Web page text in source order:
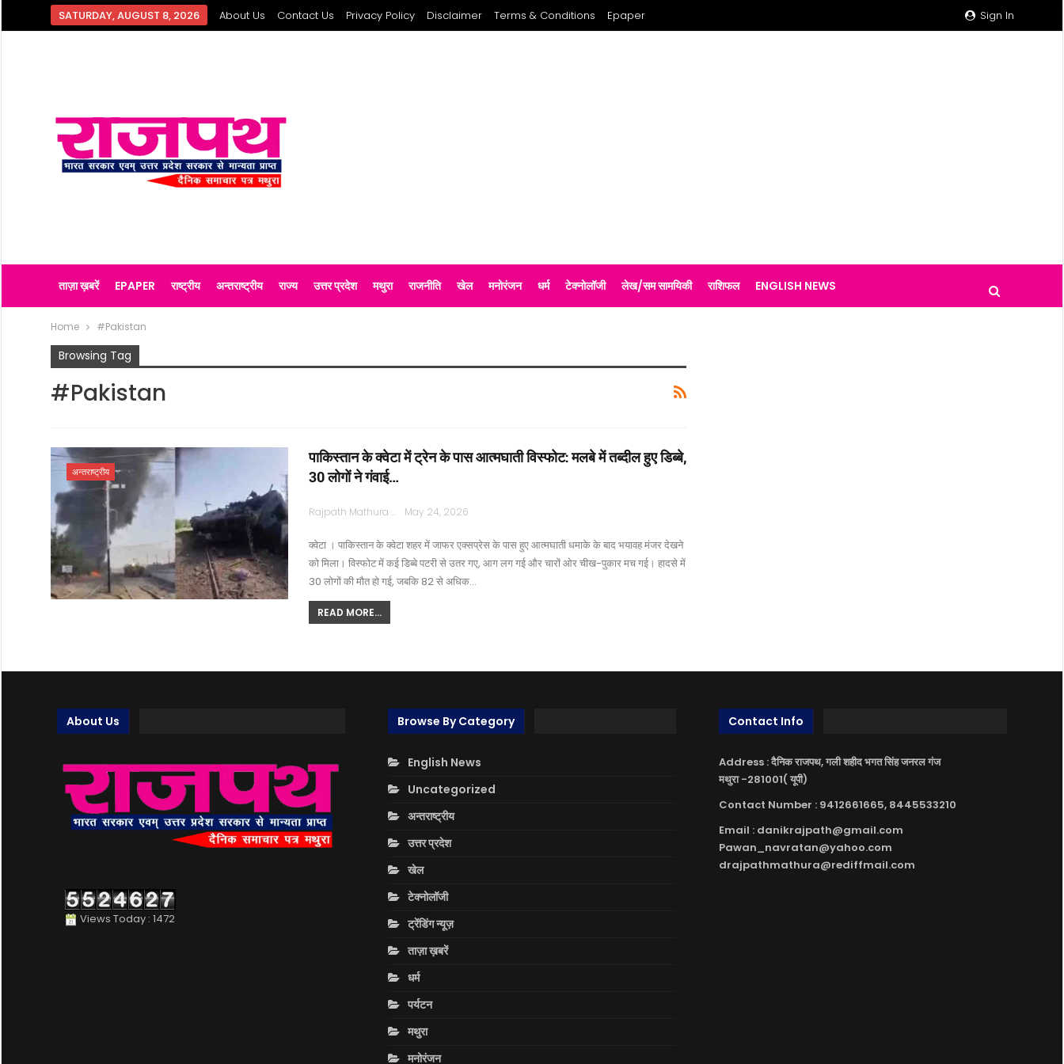
Sign In
SATURDAY, AUGUST 8, 2026 About Us Contact Us Privacy Policy Disclaimer Terms & Conditions Epaper
ताज़ा ख़बरें EPAPER राष्ट्रीय अन्तराष्ट्रीय राज्य उत्तर प्रदेश मथुरा राजनीति खेल मनोरंजन धर्म टेक्नोलॉजी लेख/सम सामयिकी राशिफल ENGLISH NEWS
Home #Pakistan
Browsing Tag
#Pakistan
अन्तराष्ट्रीय
पाकिस्तान के क्वेटा में ट्रेन के पास आत्मघाती विस्फोट: मलबे में तब्दील हुए डिब्बे,
30 लोगों ने गंवाई…
Rajpath Mathura May 24, 2026
क्वेटा । पाकिस्तान के क्वेटा शहर में जाफर एक्सप्रेस के पास हुए आत्मघाती धमाके के बाद भयावह मंजर देखने
को मिला। विस्फोट में कई डिब्बे पटरी से उतर गए, आग लग गई और चारों ओर चीख-पुकार मच गई। हादसे में
30 लोगों की मौत हो गई, जबकि 82 से अधिक…
READ MORE...
About Us
Views Today : 1472
Browse By Category
English News
Uncategorized
अन्तराष्ट्रीय
उत्तर प्रदेश
खेल
टेक्नोलॉजी
ट्रेंडिंग न्यूज़
ताज़ा ख़बरें
धर्म
पर्यटन
मथुरा
मनोरंजन
Contact Info
Address : दैनिक राजपथ, गली शहीद भगत सिंह जनरल गंज
मथुरा -281001( यूपी)
Contact Number : 9412661665, 8445533210
Email : danikrajpath@gmail.com
Pawan_navratan@yahoo.com
drajpathmathura@rediffmail.com